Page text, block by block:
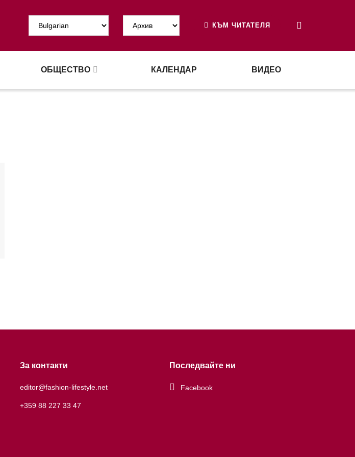
КЪМ ЧИТАТЕЛЯ
ОБЩЕСТВО КАЛЕНДАР ВИДЕО
За контакти
editor@fashion-lifestyle.net
+359 88 227 33 47
Последвайте ни
Facebook